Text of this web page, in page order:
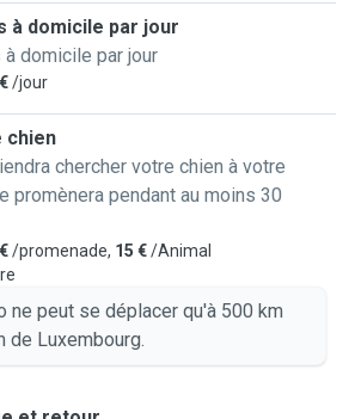
à domicile par jour
domicile par jour
/jour
chien
chercher votre chien à votre
promènera pendant au moins 30
/promenade, 15 €/Animal
ne peut se déplacer qu'à 500 km
de Luxembourg.